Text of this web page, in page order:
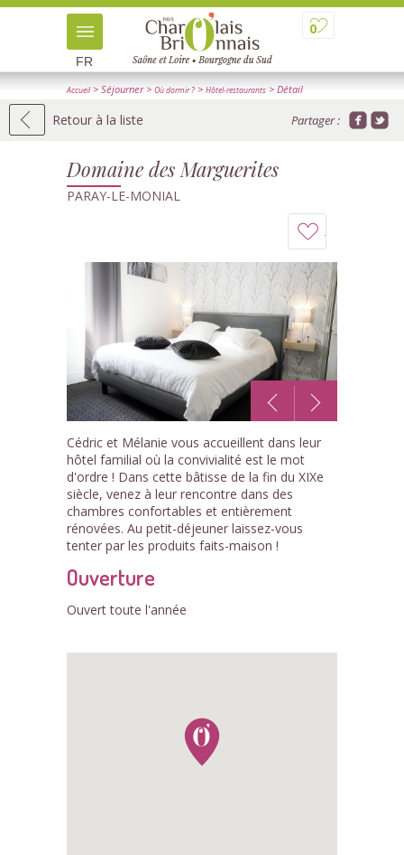
0
FR
Accueil> Séjourner> Où dormir ? > Hôtel-restaurants > Détail
Retour à la liste Partager :
Domaine des Marguerites
PARAY-LE-MONIAL
à
mon
carnet
1 /1
Cédric et Mélanie vous accueillent dans leur
hôtel familial où la convivialité est le mot
d'ordre ! Dans cette bâtisse de la fin du XIXe
siècle, venez à leur rencontre dans des
chambres confortables et entièrement
rénovées. Au petit-déjeuner laissez-vous
tenter par les produits faits-maison !
Ouverture
Ouvert toute l'année